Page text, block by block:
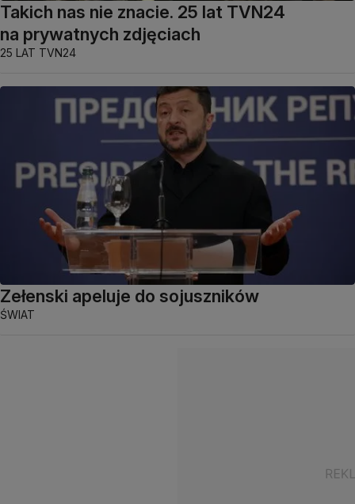
Takich nas nie znacie. 25 lat TVN24
na prywatnych zdjęciach
25 LAT TVN24
Zełenski apeluje do sojuszników
ŚWIAT